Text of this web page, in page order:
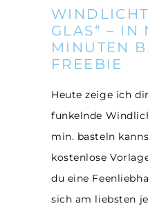
GLAS“ – IN
MINUTEN
FREEBIE
Heute zeige ich
funkelnde
min. basteln
kostenlose
du eine
sich am liebsten